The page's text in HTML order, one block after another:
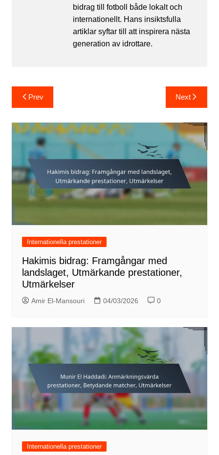
bidrag till fotboll både lokalt och
internationellt. Hans insiktsfulla
artiklar syftar till att inspirera nästa
generation av idrottare.
Post
navigation
Prev Next
Internationella prestationer
Hakimis bidrag: Framgångar med
landslaget, Utmärkande prestationer,
Utmärkelser
Amir El-Mansouri 04/03/2026 0
Internationella prestationer